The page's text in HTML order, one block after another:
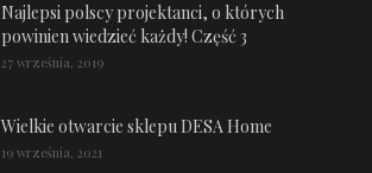
Najlepsi polscy projektanci, o których
powinien wiedzieć każdy! Część 3
27 września, 2019
Wielkie otwarcie sklepu DESA Home
19 września, 2021